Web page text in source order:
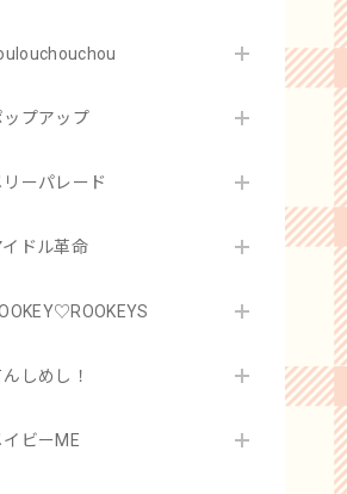
ップアップ
リーパレード
イドル革命
んしめし！
イビーME